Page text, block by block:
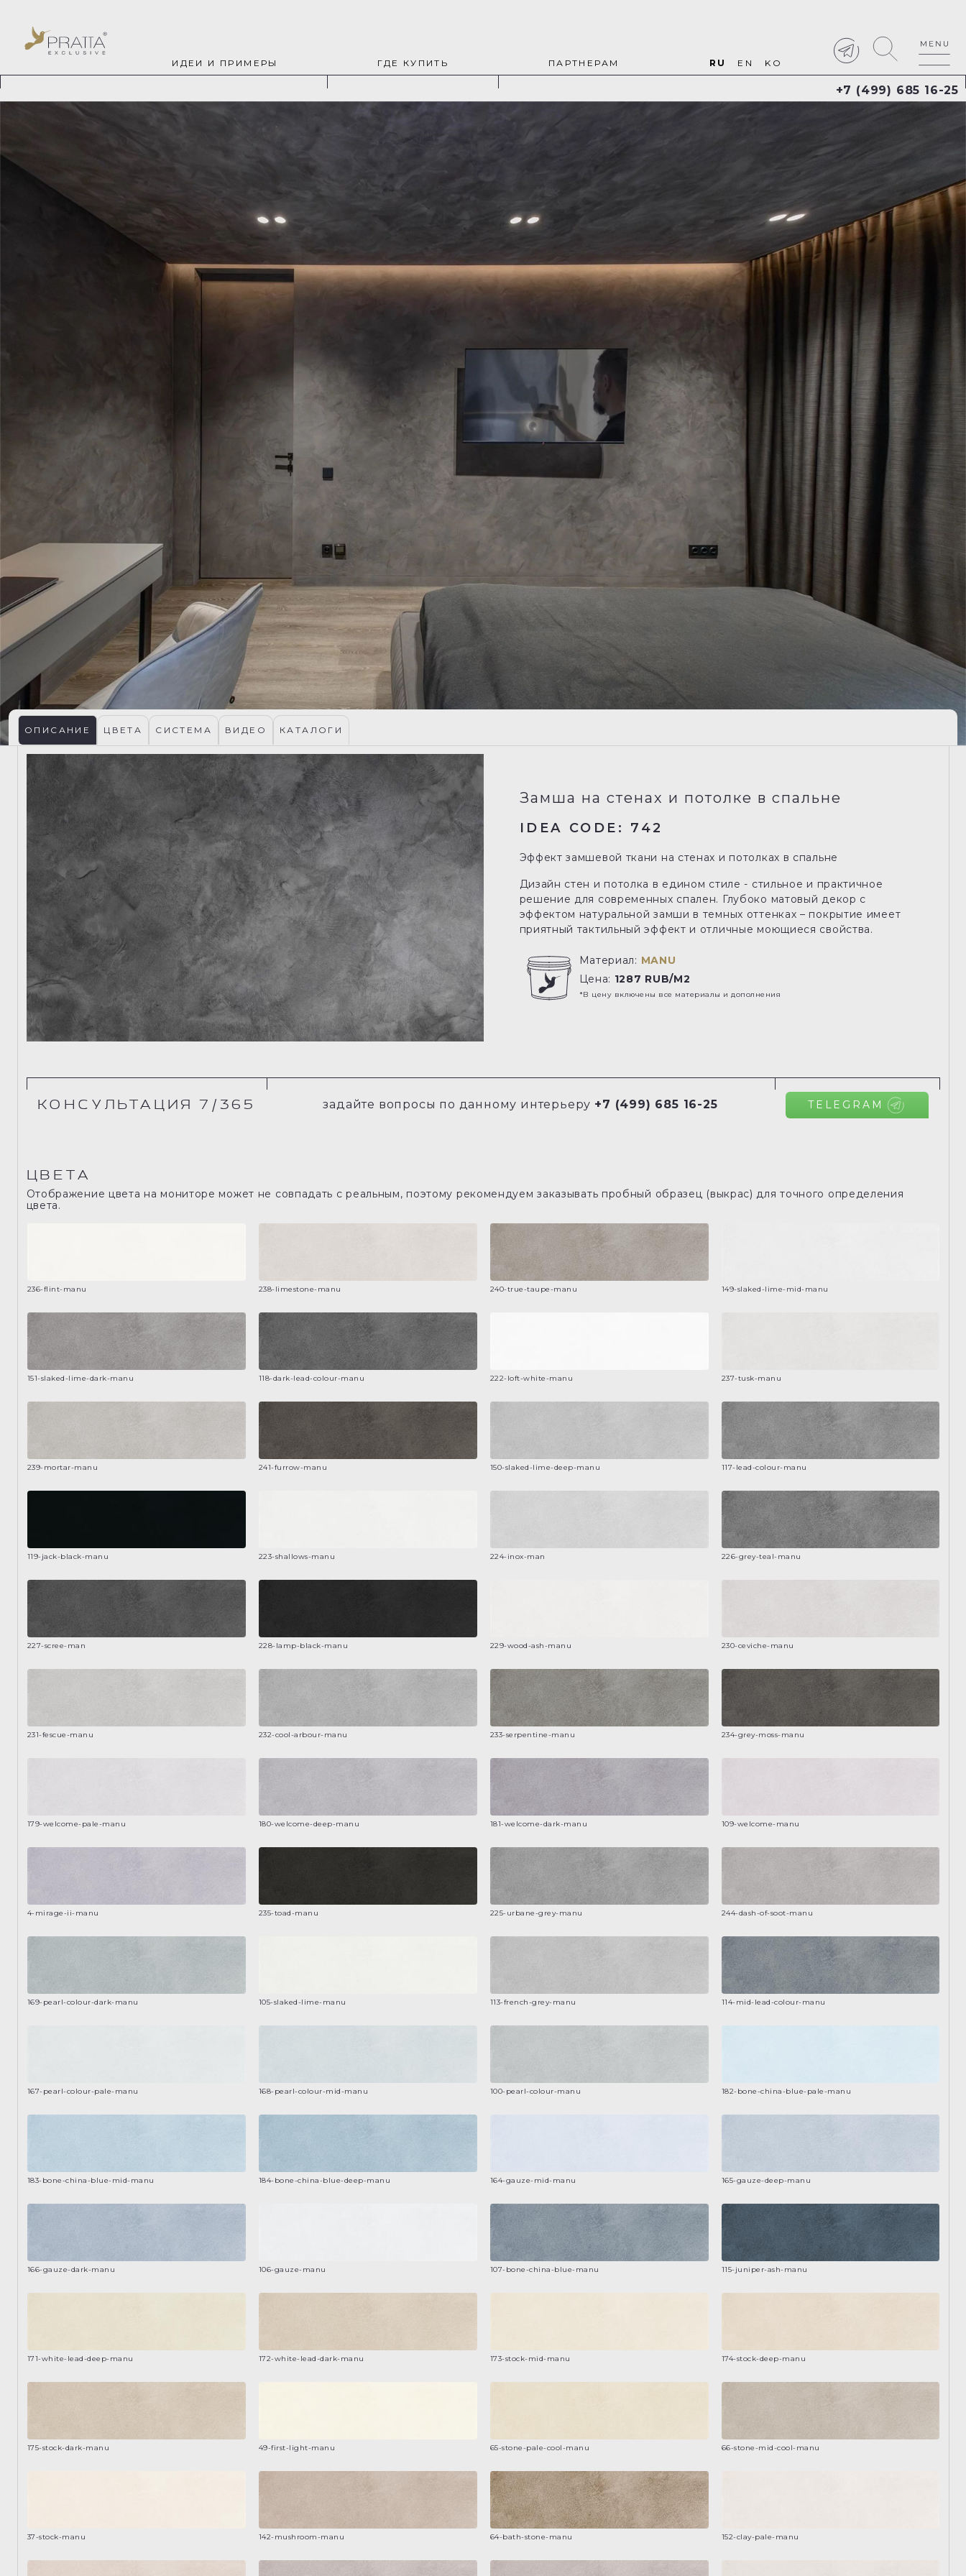
ИДЕИ И ПРИМЕРЫ ГДЕ КУПИТЬ ПАРТНЕРАМ RU EN KO
+7 (499) 685 16-25
ОПИСАНИЕ ЦВЕТА СИСТЕМА ВИДЕО КАТАЛОГИ
Замша на стенах и потолке в спальне
IDEA CODE: 742
Эффект замшевой ткани на стенах и потолках в спальне
Дизайн стен и потолка в едином стиле - стильное и практичное
решение для современных спален. Глубоко матовый декор с
эффектом натуральной замши в темных оттенках – покрытие имеет
приятный тактильный эффект и отличные моющиеся свойства.
Материал: MANU
Цена: 1287 RUB/M2
*В цену включены все материалы и дополнения
КОНСУЛЬТАЦИЯ 7/365 задайте вопросы по данному интерьеру +7 (499) 685 16-25 TELEGRAM
ЦВЕТА
Отображение цвета на мониторе может не совпадать с реальным, поэтому рекомендуем заказывать пробный образец (выкрас) для точного определения
цвета.
236-flint-manu 238-limestone-manu 240-true-taupe-manu 149-slaked-lime-mid-manu
151-slaked-lime-dark-manu 118-dark-lead-colour-manu 222-loft-white-manu 237-tusk-manu
239-mortar-manu 241-furrow-manu 150-slaked-lime-deep-manu 117-lead-colour-manu
119-jack-black-manu 223-shallows-manu 224-inox-man 226-grey-teal-manu
227-scree-man 228-lamp-black-manu 229-wood-ash-manu 230-ceviche-manu
231-fescue-manu 232-cool-arbour-manu 233-serpentine-manu 234-grey-moss-manu
179-welcome-pale-manu 180-welcome-deep-manu 181-welcome-dark-manu 109-welcome-manu
4-mirage-ii-manu 235-toad-manu 225-urbane-grey-manu 244-dash-of-soot-manu
169-pearl-colour-dark-manu 105-slaked-lime-manu 113-french-grey-manu 114-mid-lead-colour-manu
167-pearl-colour-pale-manu 168-pearl-colour-mid-manu 100-pearl-colour-manu 182-bone-china-blue-pale-manu
183-bone-china-blue-mid-manu 184-bone-china-blue-deep-manu 164-gauze-mid-manu 165-gauze-deep-manu
166-gauze-dark-manu 106-gauze-manu 107-bone-china-blue-manu 115-juniper-ash-manu
171-white-lead-deep-manu 172-white-lead-dark-manu 173-stock-mid-manu 174-stock-deep-manu
175-stock-dark-manu 49-first-light-manu 65-stone-pale-cool-manu 66-stone-mid-cool-manu
37-stock-manu 142-mushroom-manu 64-bath-stone-manu 152-clay-pale-manu